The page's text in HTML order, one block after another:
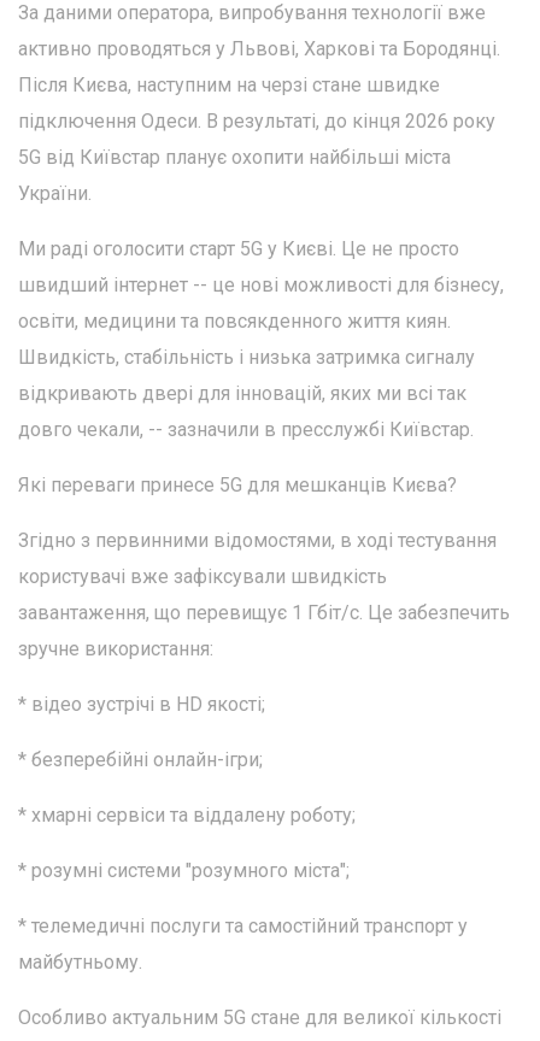
За даними оператора, випробування технології вже
активно проводяться у Львові, Харкові та Бородянці.
Після Києва, наступним на черзі стане швидке
підключення Одеси. В результаті, до кінця 2026 року
5G від Київстар планує охопити найбільші міста
України.
Ми раді оголосити старт 5G у Києві. Це не просто
швидший інтернет -- це нові можливості для бізнесу,
освіти, медицини та повсякденного життя киян.
Швидкість, стабільність і низька затримка сигналу
відкривають двері для інновацій, яких ми всі так
довго чекали, -- зазначили в пресслужбі Київстар.
Які переваги принесе 5G для мешканців Києва?
Згідно з первинними відомостями, в ході тестування
користувачі вже зафіксували швидкість
завантаження, що перевищує 1 Гбіт/с. Це забезпечить
зручне використання:
* відео зустрічі в HD якості;
* безперебійні онлайн-ігри;
* хмарні сервіси та віддалену роботу;
* розумні системи "розумного міста";
* телемедичні послуги та самостійний транспорт у
майбутньому.
Особливо актуальним 5G стане для великої кількості